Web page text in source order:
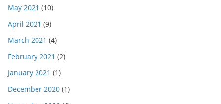
May 2021 (10)
April 2021 (9)
March 2021 (4)
February 2021 (2)
January 2021 (1)
December 2020 (1)